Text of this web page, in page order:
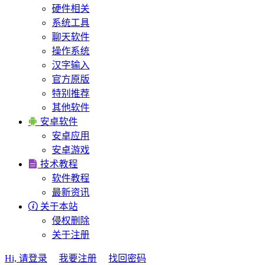
硬件相关
系统工具
聊天软件
操作系统
汉字输入
官方原版
特别推荐
其他软件
 安卓软件
安卓应用
安卓游戏
 技术教程
软件教程
最新资讯
 关于本站
侵权删除
关于注册
Hi, 请登录 我要注册
找回密码